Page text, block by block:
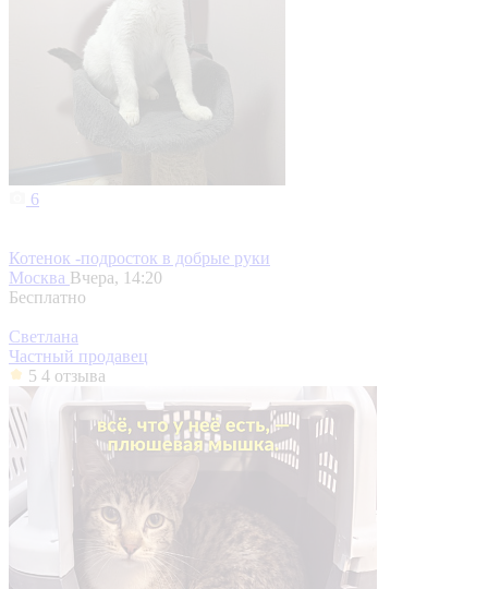
6
Котенок -подросток в добрые руки
Москва Вчера, 14:20
Бесплатно
Светлана
Частный продавец
5 4 отзыва